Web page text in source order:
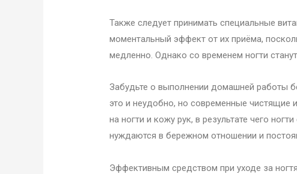
Также следует принимать специальные
моментальный эффект от их приёма,
медленно. Однако со временем ногти
Забудьте о выполнении домашней работы
это и неудобно, но современные чистящие
на ногти и кожу рук, в результате чего
нуждаются в бережном отношении и
Эффективным средством при уходе за